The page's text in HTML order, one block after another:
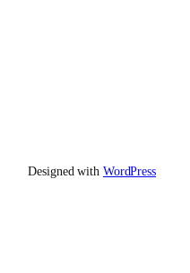
Designed with WordPress